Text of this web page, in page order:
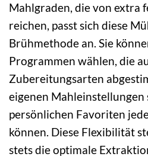
Mahlgraden, die von extra
reichen, passt sich diese
Brühmethode an. Sie
Programmen wählen, die
Zubereitungsarten
eigenen Mahleinstellungen
persönlichen Favoriten
können. Diese Flexibilität
stets die optimale